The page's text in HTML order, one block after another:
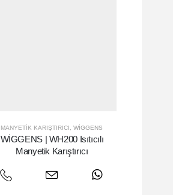
MANYETIK KARIŞTIRICI,WIGGENS
WİGGENS | WH200 Isıtıcılı
Manyetik Karıştırıcı